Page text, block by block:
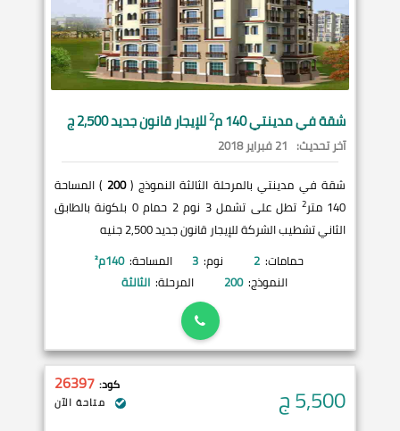
شقة فيمدينتي140 م 2للإيجار قانون جديد 2,500 ج
آخر تحديث: 21 فبراير 2018
شقة في مدينتي بالمرحلة الثالثة النموذج (200 ) المساحة
140 متر
2
تطل على تشمل 3 نوم 2 حمام 0 بلكونة بالطابق
الثاني تشطيب الشركة للإيجار قانون جديد 2,500 جنيه
حمامات: 2 نوم: 3 المساحة: 140م²
النموذج: 200 المرحلة: الثالثة
5,500ج كود: 26397
متاحة الآن